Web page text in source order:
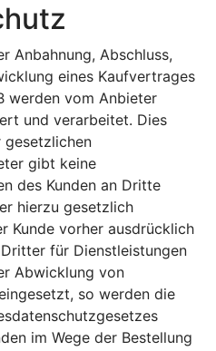
Anbahnung, Abschluss,
eines Kaufvertrages
werden vom Anbieter
und verarbeitet. Dies
gesetzlichen
gibt keine
des Kunden an Dritte
hierzu gesetzlich
Kunde vorher ausdrücklich
für Dienstleistungen
Abwicklung von
so werden die
im Wege der Bestellung